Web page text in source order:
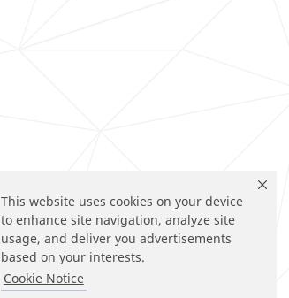
This website uses cookies on your device
to enhance site navigation, analyze site
usage, and deliver you advertisements
based on your interests.
Cookie Notice